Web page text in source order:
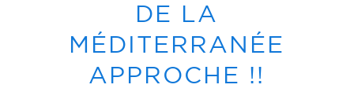
DE LA
MÉDITERRANÉE
APPROCHE !!